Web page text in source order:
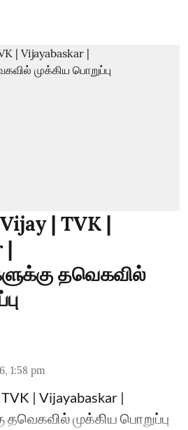
| TVK |
|
தவெகவில்
1:58 pm
| Vijayabaskar |
முக்கிய பொறுப்பு